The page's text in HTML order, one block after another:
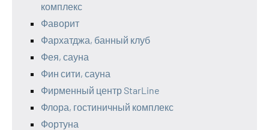
комплекс
Фаворит
Фархатджа, банный клуб
Фея, сауна
Фин сити, сауна
Фирменный центр StarLine
Флора, гостиничный комплекс
Фортуна